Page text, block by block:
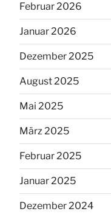
Februar 2026
Januar 2026
Dezember 2025
August 2025
Mai 2025
März 2025
Februar 2025
Januar 2025
Dezember 2024